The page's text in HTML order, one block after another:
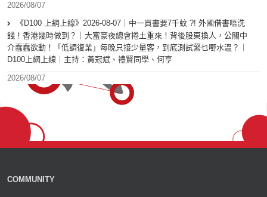
2026/08/07
《D100 上綱上線》2026-08-07｜中一買書要7千蚊 ?! 外國借書唔洗
錢！香港幾時做到？｜大富豪夜總會捲土重來！背後股東換人，公關中
介蠢蠢欲動！「低調復業」每晚只接少量客，到底測試緊乜嘢水溫？｜
D100上綱上線︱主持：黃冠斌、禮賢同學、何亨
2026/08/07
COMMUNITY